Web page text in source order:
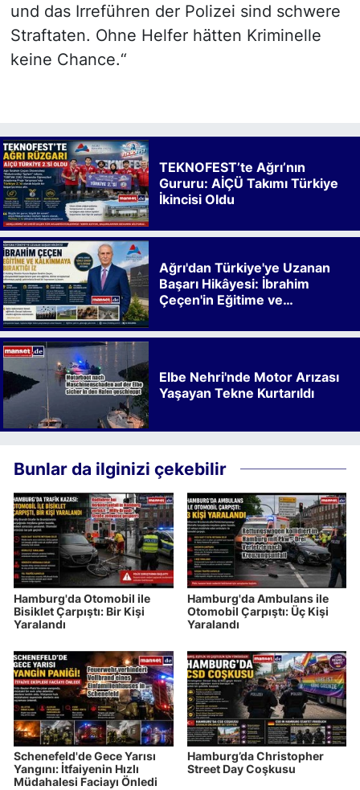
und das Irreführen der Polizei sind schwere
Straftaten. Ohne Helfer hätten Kriminelle
keine Chance.“
TEKNOFEST’te Ağrı’nın
Gururu: AİÇÜ Takımı Türkiye
İkincisi Oldu
Ağrı'dan Türkiye'ye Uzanan
Başarı Hikâyesi: İbrahim
Çeçen'in Eğitime ve
Elbe Nehri'nde Motor Arızası
Yaşayan Tekne Kurtarıldı
Bunlar da ilginizi çekebilir
Hamburg'da Otomobil ile
Bisiklet Çarpıştı: Bir Kişi
Yaralandı
Hamburg'da Ambulans ile
Otomobil Çarpıştı: Üç Kişi
Yaralandı
Schenefeld'de Gece Yarısı
Yangını: İtfaiyenin Hızlı
Müdahalesi Faciayı Önledi
Hamburg’da Christopher
Street Day Coşkusu